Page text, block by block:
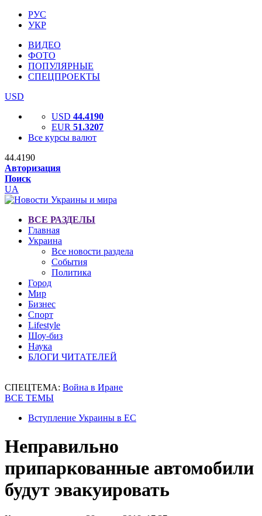
РУС
УКР
ВИДЕО
ФОТО
ПОПУЛЯРНЫЕ
СПЕЦПРОЕКТЫ
USD
USD 44.4190
EUR 51.3207
Все курсы валют
44.4190
Авторизация
Поиск
UA
ВСЕ РАЗДЕЛЫ
Главная
Украина
Все новости раздела
События
Политика
Город
Мир
Бизнес
Спорт
Lifestyle
Шоу-биз
Наука
БЛОГИ ЧИТАТЕЛЕЙ
СПЕЦТЕМА: Война в Иране
ВСЕ ТЕМЫ
Вступление Украины в ЕС
Неправильно
припаркованные автомобили
будут эвакуировать